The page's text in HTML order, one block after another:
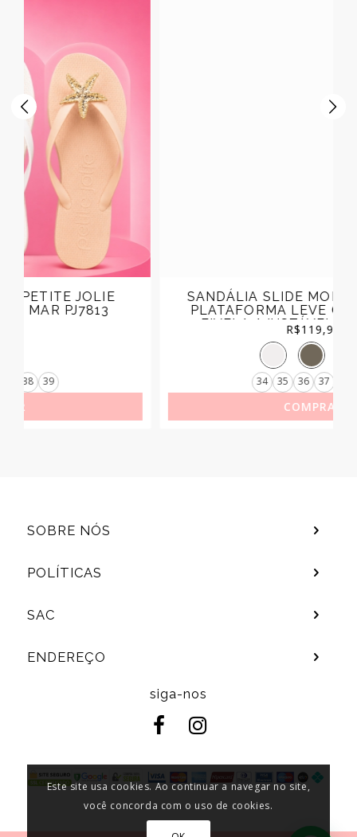
SANDÁLIA SLIDE MOLECA FEMININA
PLATAFORMA LEVE CONFORTÁVEL
FIVELA AJUSTÁVEL REF.5577.100
SOBRE NÓS
POLÍTICAS
SAC
ENDEREÇO
siga-nos
Este site usa cookies. Ao continuar a navegar no site,
você concorda com o uso de cookies.